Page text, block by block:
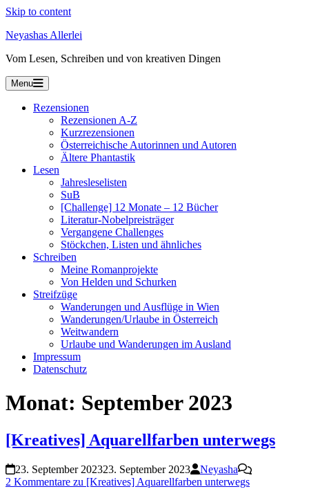
Skip to content
Neyashas Allerlei
Vom Lesen, Schreiben und von kreativen Dingen
Menu
Rezensionen
Rezensionen A-Z
Kurzrezensionen
Österreichische Autorinnen und Autoren
Ältere Phantastik
Lesen
Jahresleselisten
SuB
[Challenge] 12 Monate – 12 Bücher
Literatur-Nobelpreisträger
Vergangene Challenges
Stöckchen, Listen und ähnliches
Schreiben
Meine Romanprojekte
Von Helden und Schurken
Streifzüge
Wanderungen und Ausflüge in Wien
Wanderungen/Urlaube in Österreich
Weitwandern
Urlaube und Wanderungen im Ausland
Impressum
Datenschutz
Monat: September 2023
[Kreatives] Aquarellfarben unterwegs
23. September 202323. September 2023
Neyasha
2 Kommentare zu [Kreatives] Aquarellfarben unterwegs